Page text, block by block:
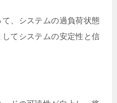
、システムの過負荷状態
てシステムの安定性と信